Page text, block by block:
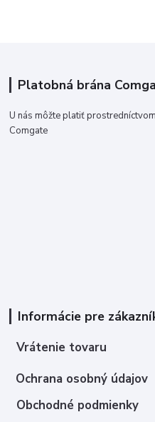
Platobná brána
U nás môžte platiť
Comgate
Informácie pre
Vrátenie tovaru
Ochrana osobný údajov
Obchodné podmienky